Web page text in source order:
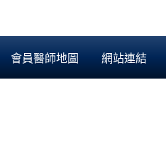
會員醫師地圖 網站連結